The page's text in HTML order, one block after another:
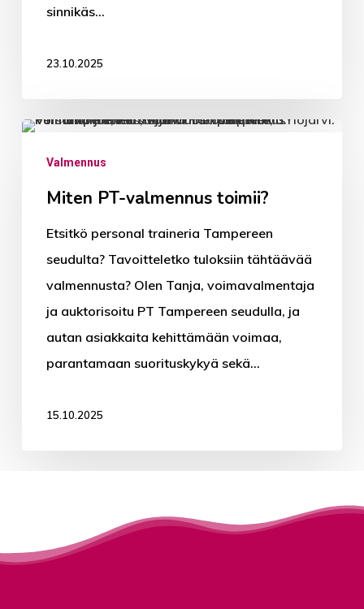
sinnikäs…
23.10.2025
Miten
Valmennus
Miten PT-valmennus toimii?
Etsitkö personal traineria Tampereen
seudulta? Tavoitteletko tuloksiin tähtäävää
valmennusta? Olen Tanja, voimavalmentaja
ja auktorisoitu PT Tampereen seudulla, ja
autan asiakkaita kehittämään voimaa,
parantamaan suorituskykyä sekä…
15.10.2025
PT-valmennus
Voimavalmennus
Etävalmennus
Ravintovalmennus
Valmennus